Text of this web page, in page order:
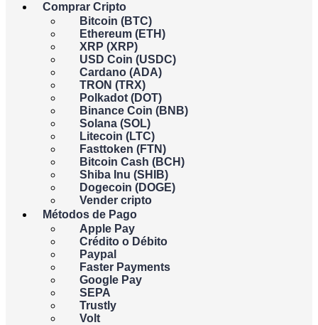
Comprar Cripto
Bitcoin (BTC)
Ethereum (ETH)
XRP (XRP)
USD Coin (USDC)
Cardano (ADA)
TRON (TRX)
Polkadot (DOT)
Binance Coin (BNB)
Solana (SOL)
Litecoin (LTC)
Fasttoken (FTN)
Bitcoin Cash (BCH)
Shiba Inu (SHIB)
Dogecoin (DOGE)
Vender cripto
Métodos de Pago
Apple Pay
Crédito o Débito
Paypal
Faster Payments
Google Pay
SEPA
Trustly
Volt
¡Compre criptomonedas al instante!
This feature isn't available in your country yet. Please check back
Comprar cripto
Vender cripto
Consigues
{{c.currency_code}}
Consigues